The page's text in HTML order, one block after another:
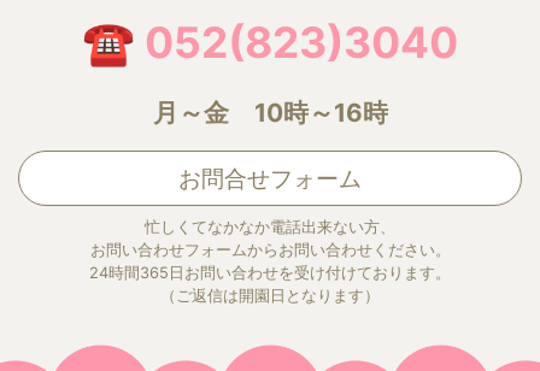
☎ 052(823)3040
月～金 10時～16時
お問合せフォーム
忙しくてなかなか電話出来ない方、
お問い合わせフォームからお問い合わせください。
24時間365日お問い合わせを受け付けております。
（ご返信は開園日となります）